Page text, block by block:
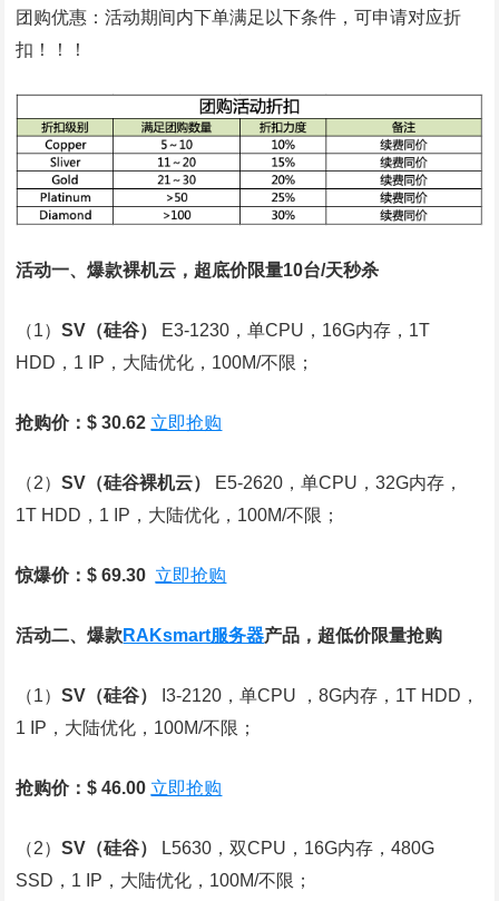
团购优惠：活动期间内下单满足以下条件，可申请对应折
扣！！！
活动一、爆款裸机云，超底价限量10台/天秒杀
（1）SV （硅谷）
E3-1230，单CPU，16G内存，1T
HDD，1 IP，大陆优化，100M/不限；
抢购价：$ 30.62 立即抢购
（2）SV （硅谷裸机云）
E5-2620，单CPU，32G内存，
1T HDD，1 IP，大陆优化，100M/不限；
惊爆价：$ 69.30 立即抢购
活动二、爆款RAKsmart服务器产品，超低价限量抢购
（1）SV （硅谷）
I3-2120，单CPU ，8G内存，1T HDD，
1 IP，大陆优化，100M/不限；
抢购价：$ 46.00 立即抢购
（2）SV （硅谷）
L5630，双CPU，16G内存，480G
SSD，1 IP，大陆优化，100M/不限；